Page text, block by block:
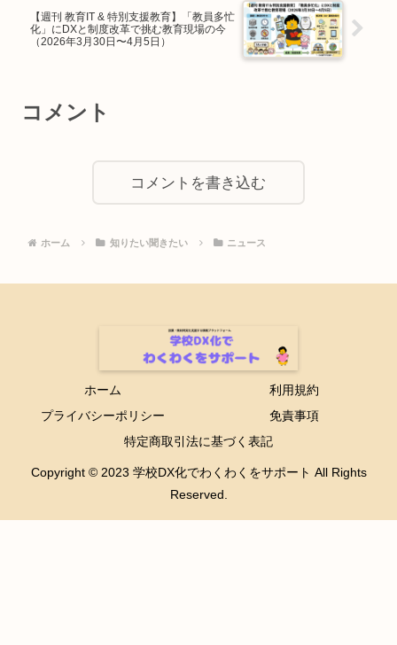
【週刊 教育IT & 特別支援教育】「教員多忙
化」にDXと制度改革で挑む教育現場の今
（2026年3月30日〜4月5日）
コメント
コメントを書き込む
ホーム 知りたい聞きたい ニュース
ホーム
利用規約
プライバシーポリシー
免責事項
特定商取引法に基づく表記
Copyright © 2023 学校DX化でわくわくをサポート All Rights
Reserved.